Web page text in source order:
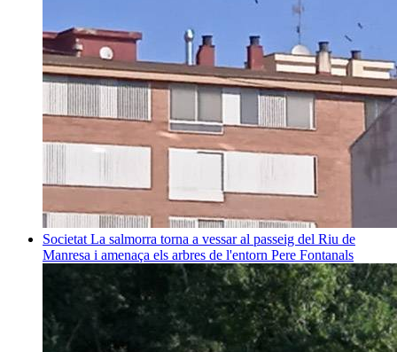
Societat La salmorra torna a vessar al passeig del Riu de
Manresa i amenaça els arbres de l'entorn Pere Fontanals